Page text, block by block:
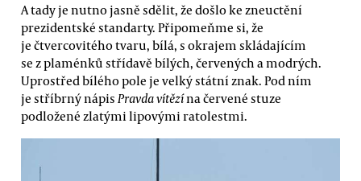
A tady je nutno jasně sdělit, že došlo ke zneuctění
prezidentské standarty. Připomeňme si, že
je čtvercovitého tvaru, bílá, s okrajem skládajícím
se z plaménků střídavě bílých, červených a modrých.
Uprostřed bílého pole je velký státní znak. Pod ním
je stříbrný nápis Pravda vítězína červené stuze
podložené zlatými lipovými ratolestmi.